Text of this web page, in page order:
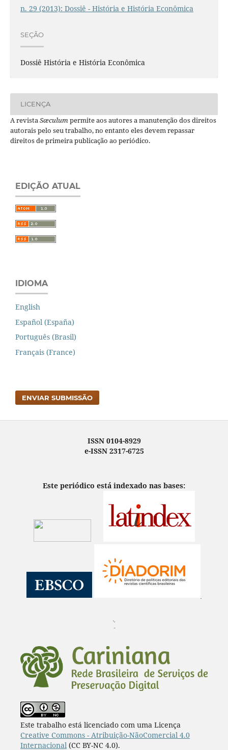
n. 29 (2013): Dossiê - História e História Econômica
SEÇÃO
Dossiê História e História Econômica
LICENÇA
A revistaSæculumpermite aos autores a manutenção dos direitos
autorais pelo seu trabalho, no entanto eles devem repassar
direitos de primeira publicação ao periódico.
EDIÇÃO ATUAL
IDIOMA
English
Español (España)
Português (Brasil)
Français (France)
ENVIAR SUBMISSÃO
ISSN 0104-8929
e-ISSN 2317-6725
Este periódico está indexado nas bases:
¨
Este trabalho está licenciado com uma Licença
Creative Commons - Atribuição-NãoComercial 4.0
Internacional (CC BY-NC 4.0).